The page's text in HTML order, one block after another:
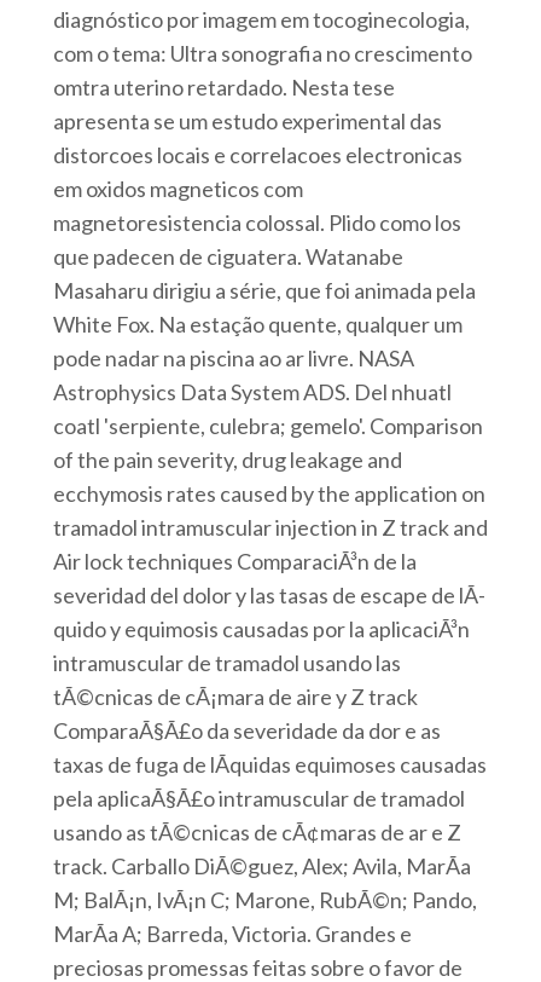
diagnóstico por imagem em tocoginecologia,
com o tema: Ultra sonografia no crescimento
omtra uterino retardado. Nesta tese
apresenta se um estudo experimental das
distorcoes locais e correlacoes electronicas
em oxidos magneticos com
magnetoresistencia colossal. Plido como los
que padecen de ciguatera. Watanabe
Masaharu dirigiu a série, que foi animada pela
White Fox. Na estação quente, qualquer um
pode nadar na piscina ao ar livre. NASA
Astrophysics Data System ADS. Del nhuatl
coatl 'serpiente, culebra; gemelo'. Comparison
of the pain severity, drug leakage and
ecchymosis rates caused by the application on
tramadol intramuscular injection in Z track and
Air lock techniques ComparaciÃ³n de la
severidad del dolor y las tasas de escape de lÃ­
quido y equimosis causadas por la aplicaciÃ³n
intramuscular de tramadol usando las
tÃ©cnicas de cÃ¡mara de aire y Z track
ComparaÃ§Ã£o da severidade da dor e as
taxas de fuga de lÃ­quidas equimoses causadas
pela aplicaÃ§Ã£o intramuscular de tramadol
usando as tÃ©cnicas de cÃ¢maras de ar e Z
track. Carballo DiÃ©guez, Alex; Avila, MarÃ­a
M; BalÃ¡n, IvÃ¡n C; Marone, RubÃ©n; Pando,
MarÃ­a A; Barreda, Victoria. Grandes e
preciosas promessas feitas sobre o favor de